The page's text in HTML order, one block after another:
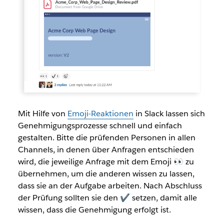
Mit Hilfe von Emoji-Reaktionen in Slack lassen sich
Genehmigungsprozesse schnell und einfach
gestalten. Bitte die prüfenden Personen in allen
Channels, in denen über Anfragen entschieden
wird, die jeweilige Anfrage mit dem Emoji 👀 zu
übernehmen, um die anderen wissen zu lassen,
dass sie an der Aufgabe arbeiten. Nach Abschluss
der Prüfung sollten sie den ✔ setzen, damit alle
wissen, dass die Genehmigung erfolgt ist.